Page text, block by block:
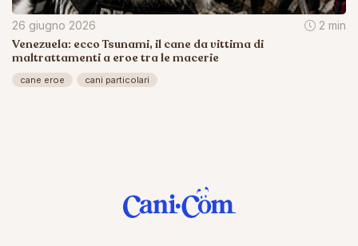
26 giugno 2026 2 min
Venezuela: ecco Tsunami, il cane da vittima di
maltrattamenti a eroe tra le macerie
cane eroe cani particolari